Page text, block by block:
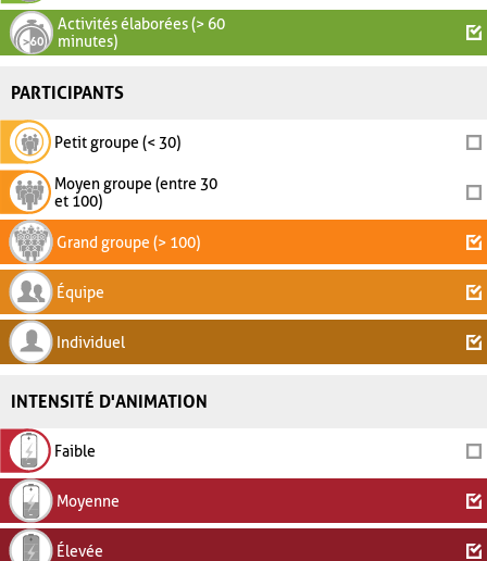
Activités élaborées (> 60
minutes)
PARTICIPANTS
Petit groupe (< 30)
Moyen groupe (entre 30
et 100)
Grand groupe (> 100)
Équipe
Individuel
INTENSITÉ D'ANIMATION
Faible
Moyenne
Élevée